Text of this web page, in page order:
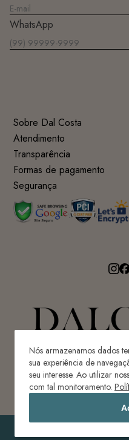
Nós armazenamos dados
sua experiência de
seu interesse. Ao utilizar
com tal monitoramento.
WhatsApp
Sobre Dal Costa
Atendimento
Transparência
Formas de pagamento
Segurança
Avenida Ricardo
Ilhota-SC |